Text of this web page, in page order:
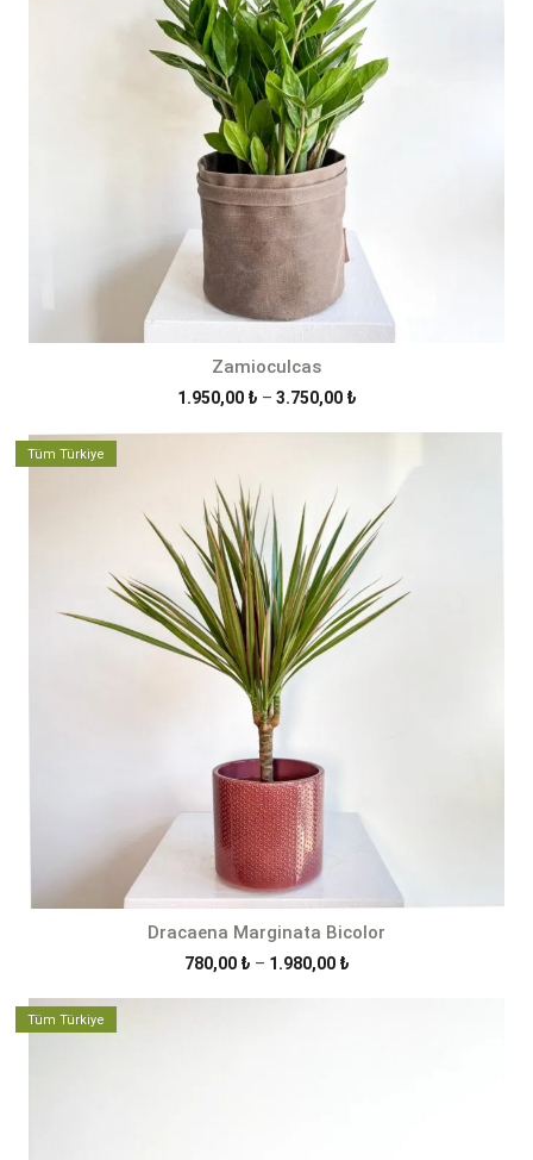
Zamioculcas
1.950,00 ₺ – 3.750,00 ₺Fiyat
3.750,00 ₺
Tüm Türkiye
Dracaena Marginata Bicolor
780,00 ₺ – 1.980,00 ₺Fiyat
Tüm Türkiye